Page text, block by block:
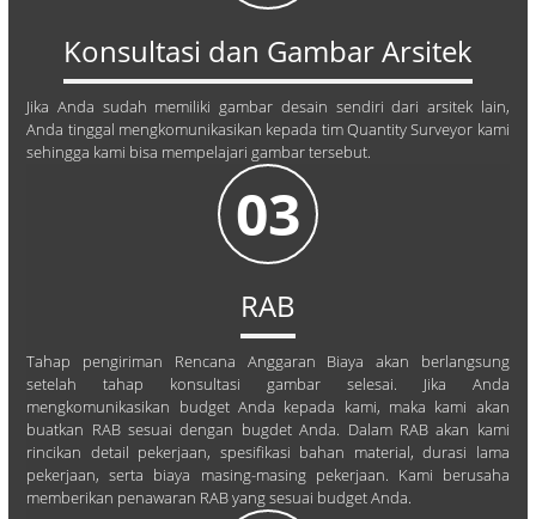
Konsultasi dan Gambar Arsitek
Jika Anda sudah memiliki gambar desain sendiri dari arsitek lain,
Anda tinggal mengkomunikasikan kepada tim Quantity Surveyor kami
sehingga kami bisa mempelajari gambar tersebut.
03
RAB
Tahap pengiriman Rencana Anggaran Biaya akan berlangsung
setelah tahap konsultasi gambar selesai. Jika Anda
mengkomunikasikan budget Anda kepada kami, maka kami akan
buatkan RAB sesuai dengan bugdet Anda. Dalam RAB akan kami
rincikan detail pekerjaan, spesifikasi bahan material, durasi lama
pekerjaan, serta biaya masing-masing pekerjaan. Kami berusaha
memberikan penawaran RAB yang sesuai budget Anda.